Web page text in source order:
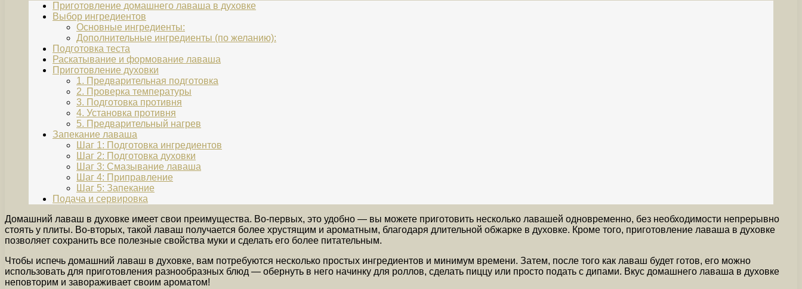
Приготовление домашнего лаваша в духовке
Выбор ингредиентов
Основные ингредиенты:
Дополнительные ингредиенты (по желанию):
Подготовка теста
Раскатывание и формование лаваша
Приготовление духовки
1. Предварительная подготовка
2. Проверка температуры
3. Подготовка противня
4. Установка противня
5. Предварительный нагрев
Запекание лаваша
Шаг 1: Подготовка ингредиентов
Шаг 2: Подготовка духовки
Шаг 3: Смазывание лаваша
Шаг 4: Приправление
Шаг 5: Запекание
Подача и сервировка
Домашний лаваш в духовке имеет свои преимущества. Во-первых, это удобно — вы можете приготовить несколько лавашей одновременно, без необходимости непрерывно
стоять у плиты. Во-вторых, такой лаваш получается более хрустящим и ароматным, благодаря длительной обжарке в духовке. Кроме того, приготовление лаваша в духовке
позволяет сохранить все полезные свойства муки и сделать его более питательным.
Чтобы испечь домашний лаваш в духовке, вам потребуются несколько простых ингредиентов и минимум времени. Затем, после того как лаваш будет готов, его можно
использовать для приготовления разнообразных блюд — обернуть в него начинку для роллов, сделать пиццу или просто подать с дипами. Вкус домашнего лаваша в духовке
неповторим и завораживает своим ароматом!